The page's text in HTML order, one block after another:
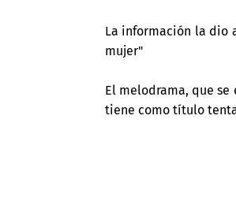
La información la dio
mujer"
El melodrama, que
tiene como título